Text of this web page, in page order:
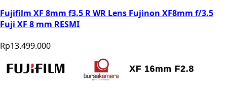
Fujifilm XF 8mm f3.5 R WR Lens Fujinon XF8mm f/3.5
Fuji XF 8 mm RESMI
Rp13.499.000